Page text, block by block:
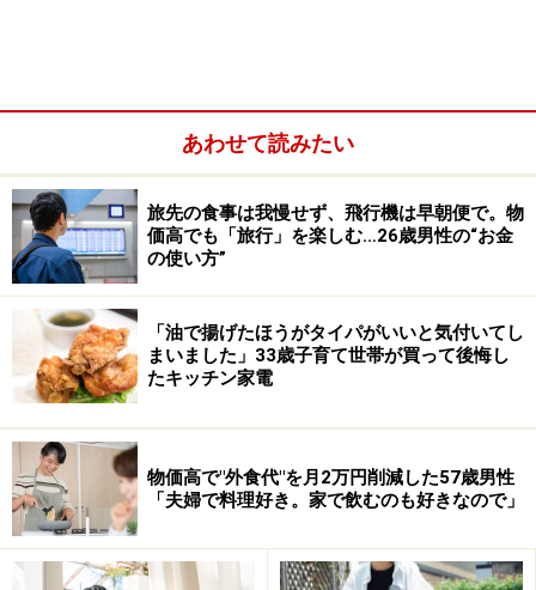
見て150万円×2回を見込んでいます。退職金は約2000万
円はあるとの見込みで、定年後は働かずのんびりしたい
と漠然と考えています。
Aさん家族は決して贅沢をしている自覚もなく、住宅ロ
ーンは残っているものの、退職金もあるのでどうにかな
るだろうと漠然と考えています。
余裕がありそうなAさんの家計のどこに問題
が？
このAさんのプロフィールを読んで、何か問題があると
思うでしょうか？ ちょっと収入が高めでちょっとゆとり
あわせて読みたい
旅先の食事は我慢せず、飛行機は早朝便で。物
価高でも「旅行」を楽しむ…26歳男性の“お金
の使い方”
「油で揚げたほうがタイパがいいと気付いてし
まいました」33歳子育て世帯が買って後悔し
たキッチン家電
物価高で"外食代"を月2万円削減した57歳男性
「夫婦で料理好き。家で飲むのも好きなので」